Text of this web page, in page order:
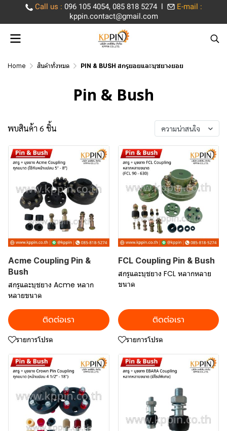
Call us : 096 105 4054, 085 818 5274 l
E-mail :
kppin.contact@gmail.com
Home สินค้าทั้งหมด PIN & BUSH สกรูยอยและบุชยางยอย
Pin & Bush
พบสินค้า 6 ชิ้น ความน่าสนใจ
Acme Coupling Pin &
Bush
สกรูและบุชยาง Acme หลาก
หลายขนาด
ติดต่อเรา
รายการโปรด
FCL Coupling Pin & Bush
สกรูและบุชยาง FCL หลากหลาย
ขนาด
ติดต่อเรา
รายการโปรด